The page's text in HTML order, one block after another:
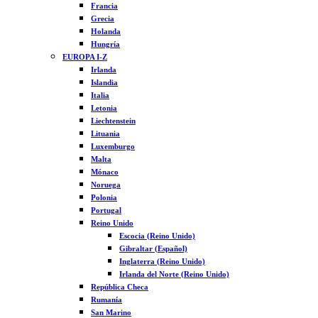
Francia
Grecia
Holanda
Hungría
EUROPA I-Z
Irlanda
Islandia
Italia
Letonia
Liechtenstein
Lituania
Luxemburgo
Malta
Mónaco
Noruega
Polonia
Portugal
Reino Unido
Escocia (Reino Unido)
Gibraltar (Español)
Inglaterra (Reino Unido)
Irlanda del Norte (Reino Unido)
República Checa
Rumanía
San Marino